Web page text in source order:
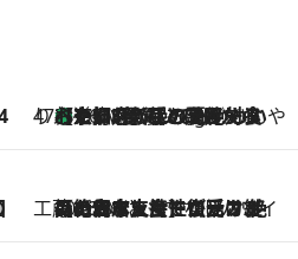
47都道府県の手みやげ ひんやりスイーツで夏を満喫
16 Minutes Ago
【京都府】この夏絶対食べたい 冷やしておいしいおやつ3選 ひと口目から心を掴む新緑のテリーヌ
工藤まやのおもてなしハワイ
2026.8.6
【ハワイ土産】ローカルの絶大な支持で復活！ 絶品の幻クッキー《元ファンの日本人女性が受け継いだ名店》